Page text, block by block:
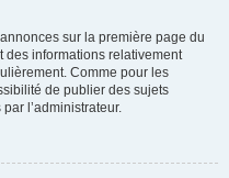
sur la première page du
des informations relativement
Comme pour les
de publier des sujets
l’administrateur.